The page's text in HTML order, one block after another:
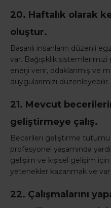
20. Haftalık olarak
oluştur.
Başarılı insanların düzenli
var. Bağışıklık
enerji verir, odaklanmış ve
duygularımızı düzenleyebilir.
21. Mevcut
geliştirmeye çalış.
Becerileri geliştirme
profesyonel yaşamında
gelişim ve kişisel gelişim
yetenekler kazanmak ve
22. Çalışmalarını